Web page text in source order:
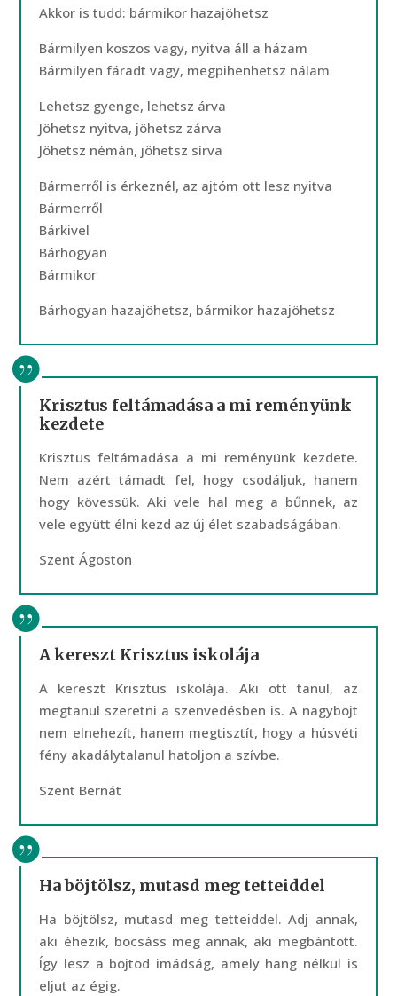
Akkor is tudd: bármikor hazajöhetsz
Bármilyen koszos vagy, nyitva áll a házam
Bármilyen fáradt vagy, megpihenhetsz nálam
Lehetsz gyenge, lehetsz árva
Jöhetsz nyitva, jöhetsz zárva
Jöhetsz némán, jöhetsz sírva
Bármerről is érkeznél, az ajtóm ott lesz nyitva
Bármerről
Bárkivel
Bárhogyan
Bármikor
Bárhogyan hazajöhetsz, bármikor hazajöhetsz
Krisztus feltámadása a mi reményünk
kezdete
Krisztus feltámadása a mi reményünk kezdete.
Nem azért támadt fel, hogy csodáljuk, hanem
hogy kövessük. Aki vele hal meg a bűnnek, az
vele együtt élni kezd az új élet szabadságában.
Szent Ágoston
A kereszt Krisztus iskolája
A kereszt Krisztus iskolája. Aki ott tanul, az
megtanul szeretni a szenvedésben is. A nagyböjt
nem elnehezít, hanem megtisztít, hogy a húsvéti
fény akadálytalanul hatoljon a szívbe.
Szent Bernát
Ha böjtölsz, mutasd meg tetteiddel
Ha böjtölsz, mutasd meg tetteiddel. Adj annak,
aki éhezik, bocsáss meg annak, aki megbántott.
Így lesz a böjtöd imádság, amely hang nélkül is
eljut az égig.